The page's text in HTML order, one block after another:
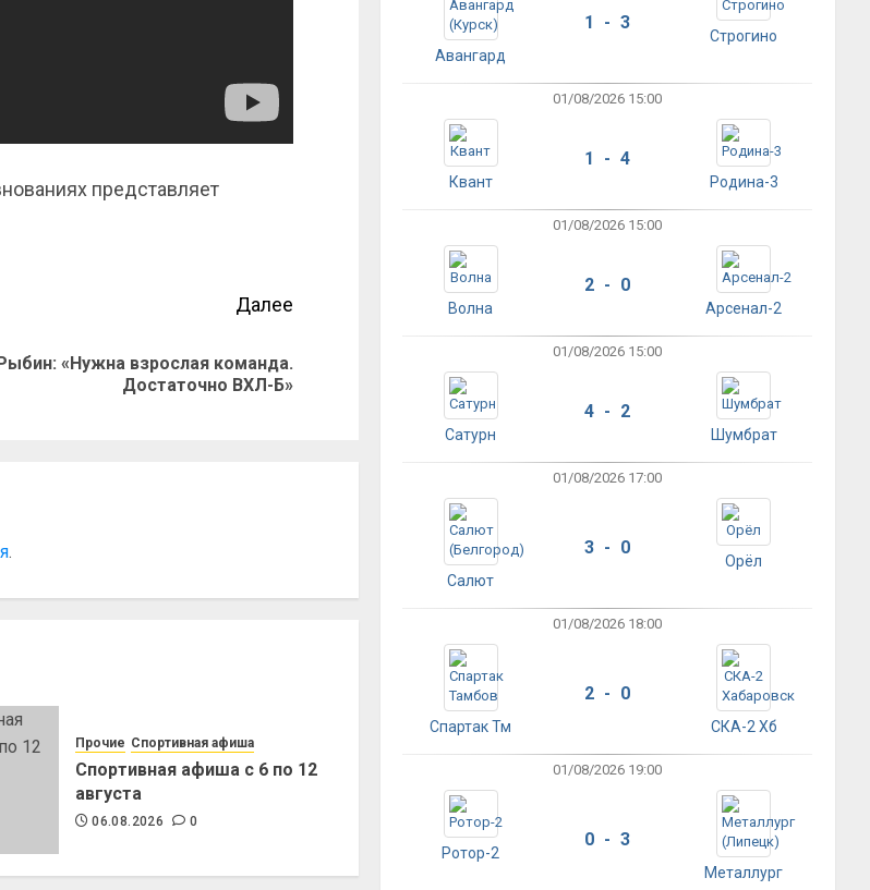
представляет
Далее
«Нужна взрослая команда.
Достаточно ВХЛ-Б»
.
Прочие Спортивная афиша
Спортивная афиша с 6 по 12
августа
06.08.2026 0
Авангард
1 - 3
Строгино
01/08/2026 15:00
Квант
1 - 4
Родина-3
01/08/2026 15:00
Волна
2 - 0
Арсенал-2
01/08/2026 15:00
Сатурн
4 - 2
Шумбрат
01/08/2026 17:00
Салют
3 - 0
Орёл
01/08/2026 18:00
Спартак Тм
2 - 0
СКА-2 Хб
01/08/2026 19:00
Ротор-2
0 - 3
Металлург